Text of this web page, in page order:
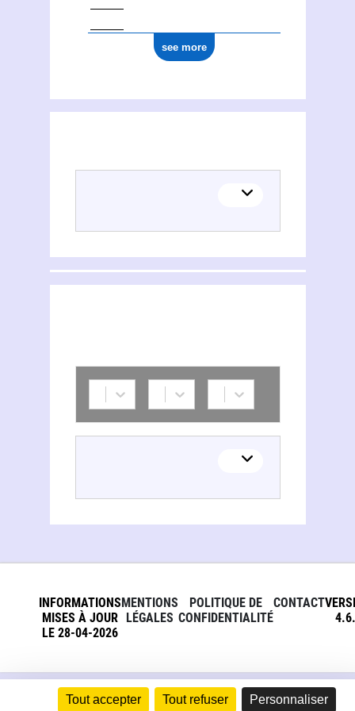
Tout accepter Tout refuser Personnaliser
see more
INFORMATIONS
MISES À JOUR
LE 28-04-2026
MENTIONS
LÉGALES
POLITIQUE DE
CONFIDENTIALITÉ
CONTACT